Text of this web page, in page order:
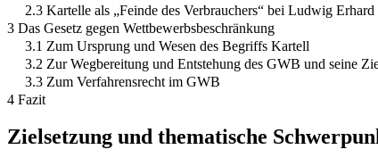
2.3 Kartelle als „Feinde des Verbrauchers“ bei Ludwig Erhard
3 Das Gesetz gegen Wettbewerbsbeschränkung
3.1 Zum Ursprung und Wesen des Begriffs Kartell
3.2 Zur Wegbereitung und Entstehung des GWB und seine
3.3 Zum Verfahrensrecht im GWB
4 Fazit
Zielsetzung und thematische